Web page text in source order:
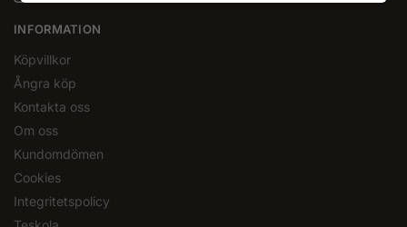
INFORMATION
Köpvillkor
Ångra köp
Kontakta oss
Om oss
Kundomdömen
Cookies
Integritetspolicy